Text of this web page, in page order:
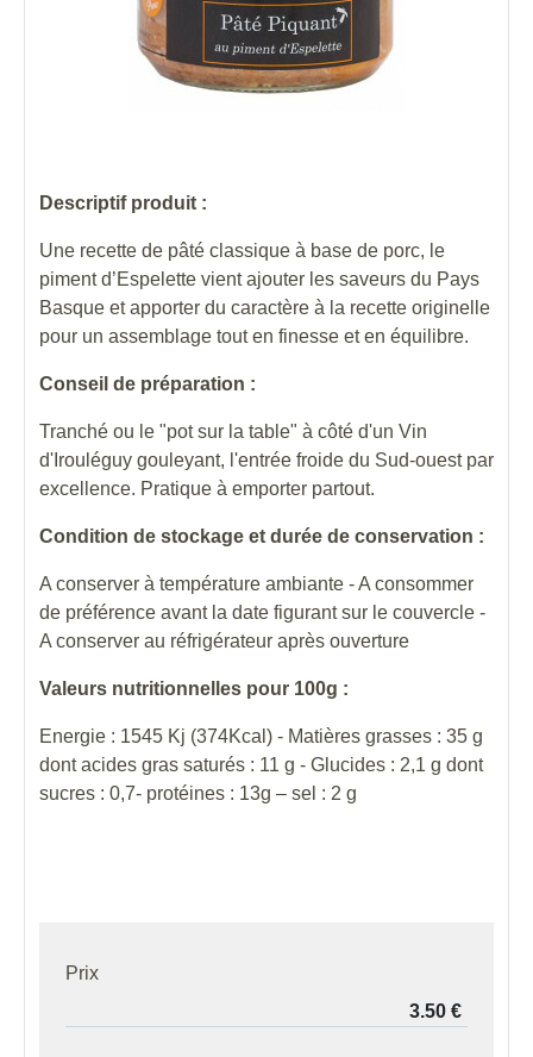
Descriptif produit :
Une recette de pâté classique à base de porc, le
piment d’Espelette vient ajouter les saveurs du Pays
Basque et apporter du caractère à la recette originelle
pour un assemblage tout en finesse et en équilibre.
Conseil de préparation :
Tranché ou le "pot sur la table" à côté d'un Vin
d'Irouléguy gouleyant, l'entrée froide du Sud-ouest par
excellence. Pratique à emporter partout.
Condition de stockage et durée de conservation :
A conserver à température ambiante - A consommer
de préférence avant la date figurant sur le couvercle -
A conserver au réfrigérateur après ouverture
Valeurs nutritionnelles pour 100g :
Energie : 1545 Kj (374Kcal) - Matières grasses : 35 g
dont acides gras saturés : 11 g - Glucides : 2,1 g dont
sucres : 0,7- protéines : 13g – sel : 2 g
Prix